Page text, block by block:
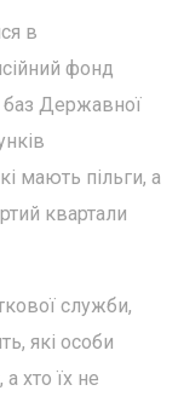
в
фонд
Державної
мають пільги, а
квартали
служби,
які особи
хто їх не